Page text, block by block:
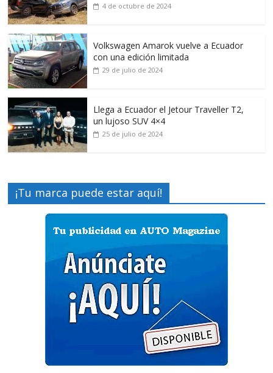
4 de octubre de 2024
Volkswagen Amarok vuelve a Ecuador
con una edición limitada
29 de julio de 2024
Llega a Ecuador el Jetour Traveller T2,
un lujoso SUV 4×4
25 de julio de 2024
¡Tu marca puede estar aquí!